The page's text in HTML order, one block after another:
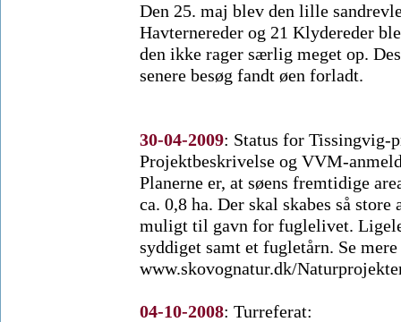
Den 25. maj blev den lille
Havternereder og 21 Klydereder
den ikke rager særlig meget op.
senere besøg fandt øen forladt.
30-04-2009: Status for Tissingvig-
Projektbeskrivelse og VVM-
Planerne er, at søens fremtidige
ca. 0,8 ha. Der skal skabes så
muligt til gavn for fuglelivet.
syddiget samt et fugletårn. Se mere
www.skovognatur.dk/
04-10-2008: Turreferat: